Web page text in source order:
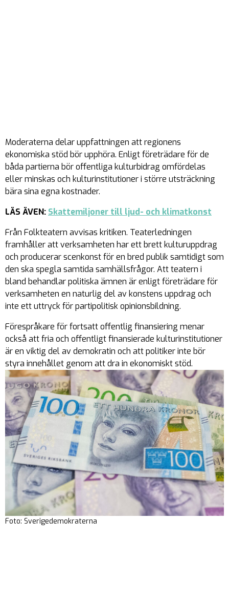
Moderaterna delar uppfattningen att regionens
ekonomiska stöd bör upphöra. Enligt företrädare för de
båda partierna bör offentliga kulturbidrag omfördelas
eller minskas och kulturinstitutioner i större utsträckning
bära sina egna kostnader.
LÄS ÄVEN: Skattemiljoner till ljud- och klimatkonst
Från Folkteatern avvisas kritiken. Teaterledningen
framhåller att verksamheten har ett brett kulturuppdrag
och producerar scenkonst för en bred publik samtidigt som
den ska spegla samtida samhällsfrågor. Att teatern i
bland behandlar politiska ämnen är enligt företrädare för
verksamheten en naturlig del av konstens uppdrag och
inte ett uttryck för partipolitisk opinionsbildning.
Förespråkare för fortsatt offentlig finansiering menar
också att fria och offentligt finansierade kulturinstitutioner
är en viktig del av demokratin och att politiker inte bör
styra innehållet genom att dra in ekonomiskt stöd.
Foto: Sverigedemokraterna